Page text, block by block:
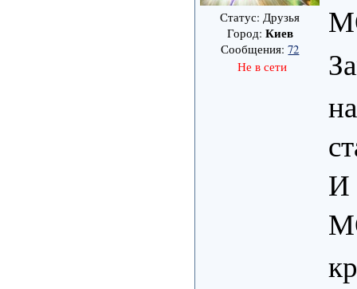
Статус: Друзья
Город: Киев
Сообщения:72
Не в сети
И